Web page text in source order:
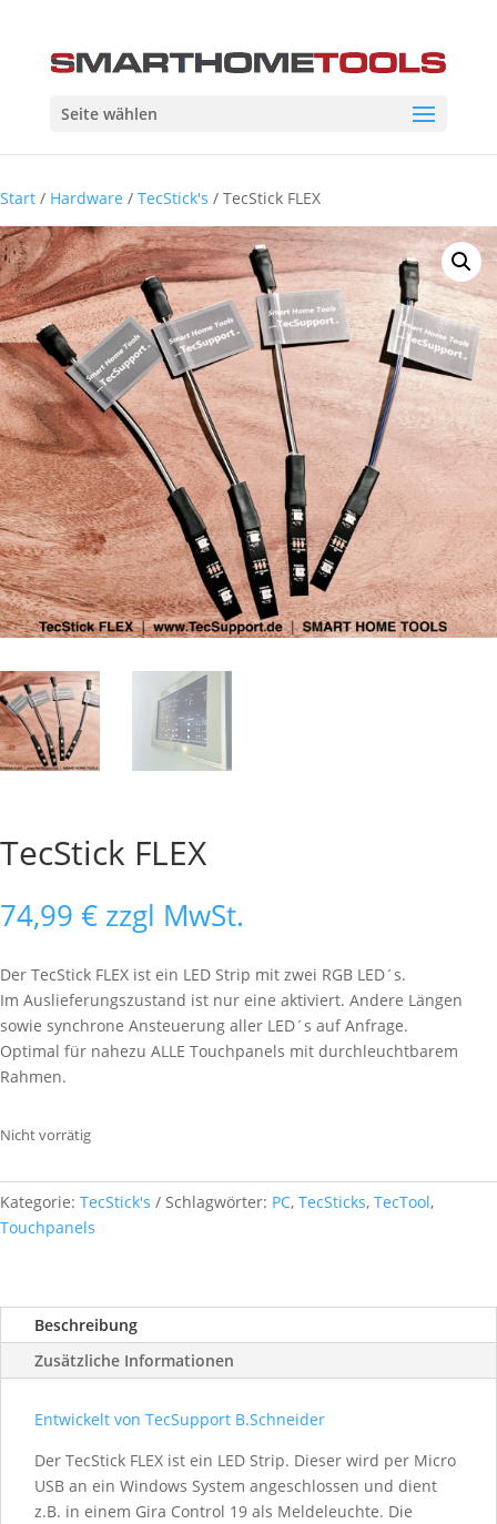
Seite wählen
Start / Hardware / TecStick's / TecStick FLEX
TecStick FLEX
74,99 € zzgl MwSt.
Der TecStick FLEX ist ein LED Strip mit zwei RGB LED´s.
Im Auslieferungszustand ist nur eine aktiviert. Andere Längen
sowie synchrone Ansteuerung aller LED´s auf Anfrage.
Optimal für nahezu ALLE Touchpanels mit durchleuchtbarem
Rahmen.
Nicht vorrätig
Kategorie: TecStick's Schlagwörter: PC, TecSticks, TecTool,
Touchpanels
Beschreibung
Zusätzliche Informationen
Entwickelt von TecSupport B.Schneider
Der TecStick FLEX ist ein LED Strip. Dieser wird per Micro
USB an ein Windows System angeschlossen und dient
z.B. in einem Gira Control 19 als Meldeleuchte. Die